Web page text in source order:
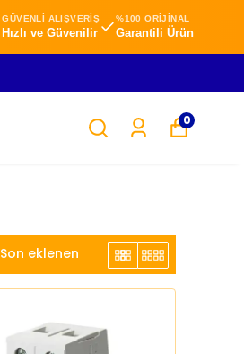
GÜVENLİ ALIŞVERİŞ
Hızlı ve Güvenilir
%100 ORİJİNAL
Garantili Ürün
0
Son eklenen